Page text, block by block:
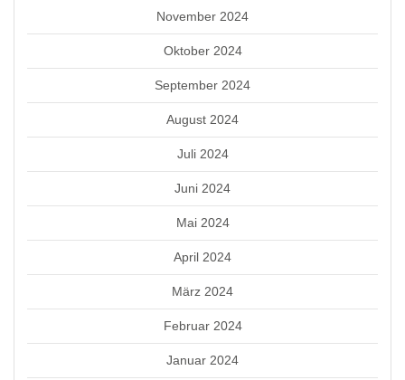
November 2024
Oktober 2024
September 2024
August 2024
Juli 2024
Juni 2024
Mai 2024
April 2024
März 2024
Februar 2024
Januar 2024